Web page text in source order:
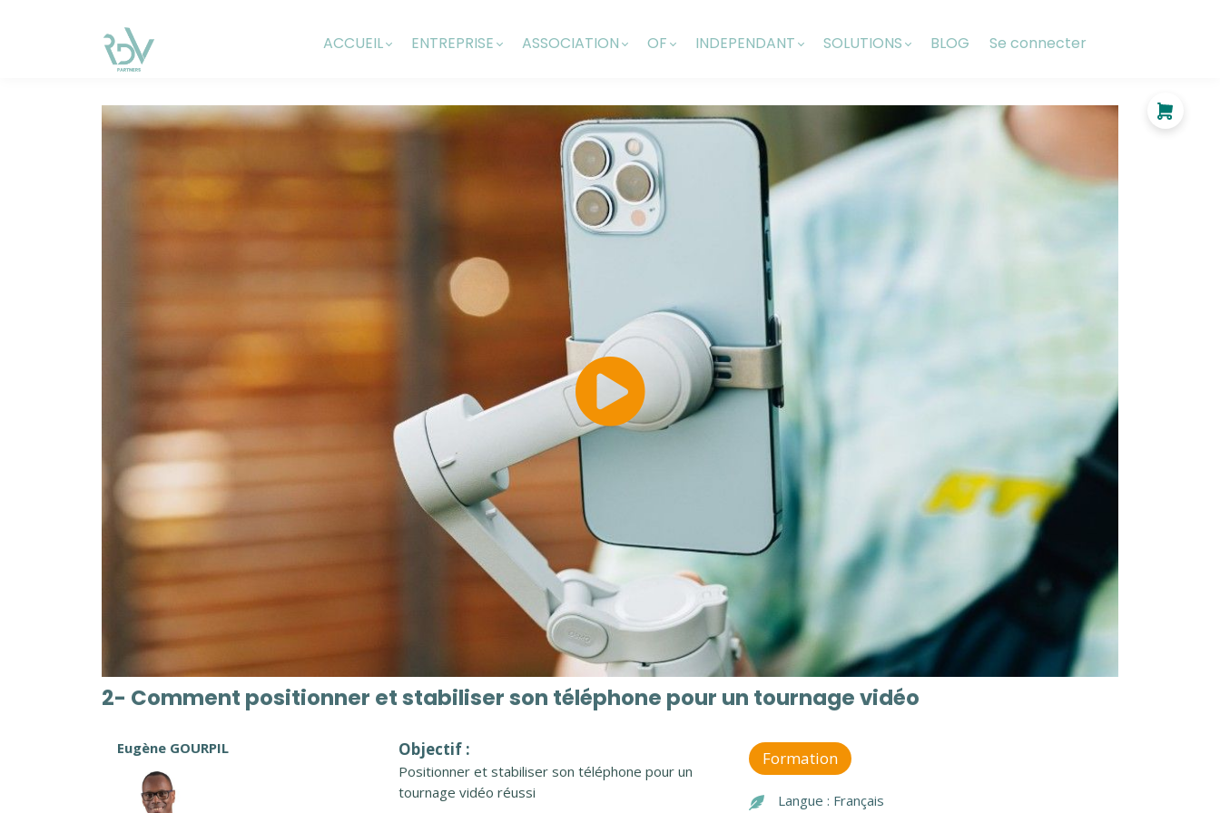
ACCUEIL ENTREPRISE ASSOCIATION OF INDEPENDANT SOLUTIONS BLOG Se connecter
2- Comment positionner et stabiliser son téléphone pour un tournage vidéo
Eugène GOURPIL Objectif :
Positionner et stabiliser son téléphone pour un
tournage vidéo réussi
Formation
Langue : Français